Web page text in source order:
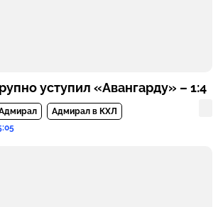
уступил «Авангарду» – 1:4
Адмирал в КХЛ